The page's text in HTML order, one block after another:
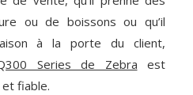
ou de boissons ou qu’il
à la porte du client,
Series de Zebra est
fiable.